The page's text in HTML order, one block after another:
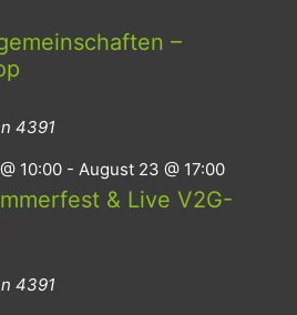
–
4391
10:00 - August 23 @ 17:00
& Live V2G-
4391